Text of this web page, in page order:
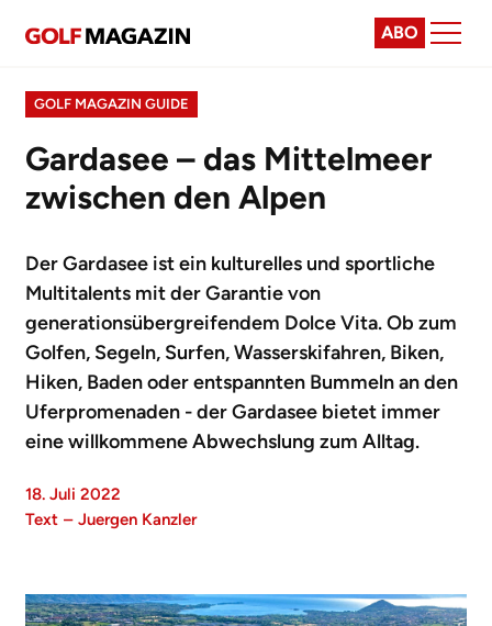
ABO
GOLF MAGAZIN GUIDE
Gardasee – das Mittelmeer
zwischen den Alpen
Der Gardasee ist ein kulturelles und sportliche
Multitalents mit der Garantie von
generationsübergreifendem Dolce Vita. Ob zum
Golfen, Segeln, Surfen, Wasserskifahren, Biken,
Hiken, Baden oder entspannten Bummeln an den
Uferpromenaden - der Gardasee bietet immer
eine willkommene Abwechslung zum Alltag.
18. Juli 2022
Text – Juergen Kanzler